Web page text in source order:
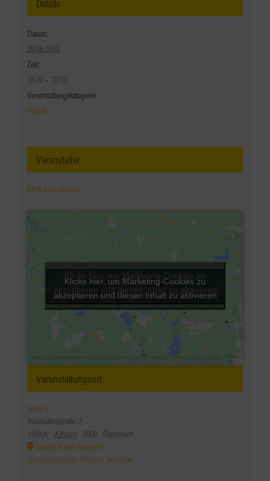
Details
Datum:
29.06.2023
Zeit:
18:00 - 22:00
Veranstaltungskategorie:
Villach
Veranstalter
BPW Club Villach
Veranstaltungsort
Hotel 7
Kleinsattelstraße 2
Villach, Kärnten 9500
Österreich
Google Karte anzeigen
Veranstaltungsort-Website anzeigen
Klicke hier, um Marketing-Cookies zu
akzeptieren und diesen Inhalt zu aktivieren
Klicke hier, um Marketing-Cookies zu
akzeptieren und diesen Inhalt zu aktivieren